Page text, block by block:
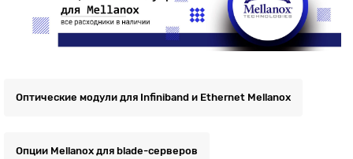
Оптические модули для Infiniband и Ethernet Mellanox
Опции Mellanox для blade-серверов